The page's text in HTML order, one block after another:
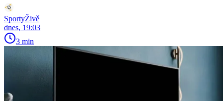
SportyŽivě
dnes, 19:03
3 min